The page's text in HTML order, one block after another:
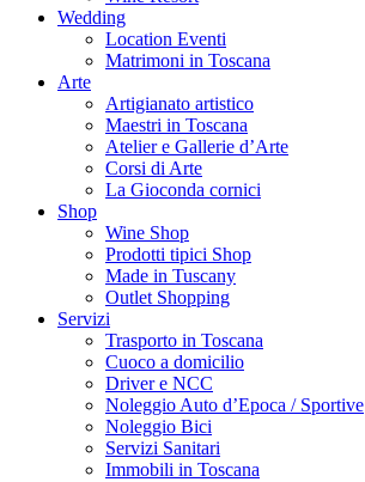
Wedding
Location Eventi
Matrimoni in Toscana
Arte
Artigianato artistico
Maestri in Toscana
Atelier e Gallerie d’Arte
Corsi di Arte
La Gioconda cornici
Shop
Wine Shop
Prodotti tipici Shop
Made in Tuscany
Outlet Shopping
Servizi
Trasporto in Toscana
Cuoco a domicilio
Driver e NCC
Noleggio Auto d’Epoca / Sportive
Noleggio Bici
Servizi Sanitari
Immobili in Toscana